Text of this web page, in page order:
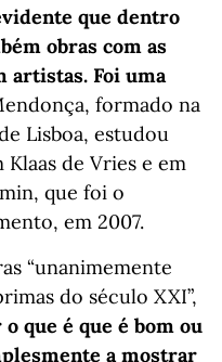
que dentro
obras com as
artistas. Foi uma
formado na
Lisboa, estudou
de Vries e em
que foi o
em 2007.
“unanimemente
do século XXI”,
que é que é bom ou
a mostrar